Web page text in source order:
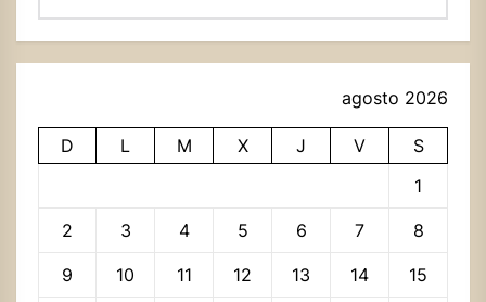
agosto 2026
D L M X J V
S
1
2 3 4 5 6 7 8
9 10 11 12 13 14 15